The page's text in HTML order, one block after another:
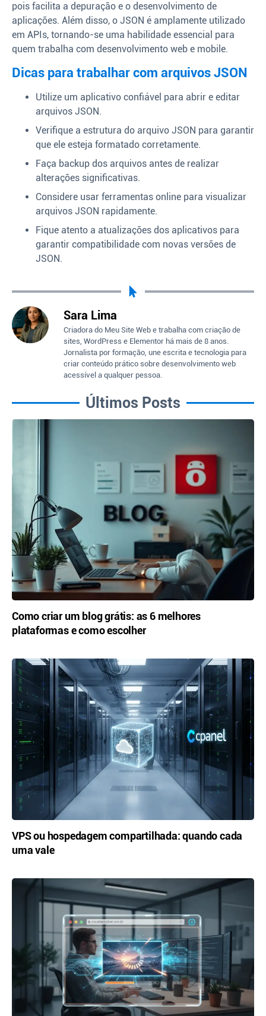
pois facilita a depuração e o desenvolvimento de
aplicações. Além disso, o JSON é amplamente utilizado
em APIs, tornando-se uma habilidade essencial para
quem trabalha com desenvolvimento web e mobile.
Dicas para trabalhar com arquivos JSON
Utilize um aplicativo confiável para abrir e editar
arquivos JSON.
Verifique a estrutura do arquivo JSON para garantir
que ele esteja formatado corretamente.
Faça backup dos arquivos antes de realizar
alterações significativas.
Considere usar ferramentas online para visualizar
arquivos JSON rapidamente.
Fique atento a atualizações dos aplicativos para
garantir compatibilidade com novas versões de
JSON.
Sara Lima
Criadora do Meu Site Web e trabalha com criação de
sites, WordPress e Elementor há mais de 8 anos.
Jornalista por formação, une escrita e tecnologia para
criar conteúdo prático sobre desenvolvimento web
acessível a qualquer pessoa.
Últimos Posts
Como criar um blog grátis: as 6 melhores
plataformas e como escolher
VPS ou hospedagem compartilhada: quando cada
uma vale